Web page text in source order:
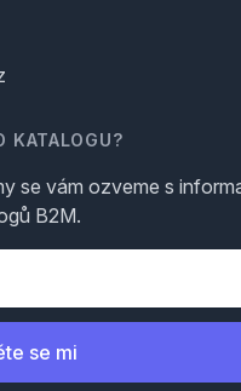
KATALOGU?
se vám ozveme s
B2M.
se mi